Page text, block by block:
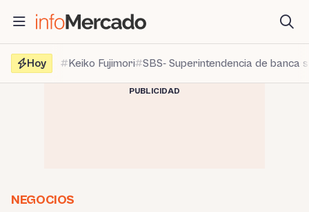
contenido
Hoy
Keiko Fujimori SBS- Superintendencia de banca
PUBLICIDAD
NEGOCIOS